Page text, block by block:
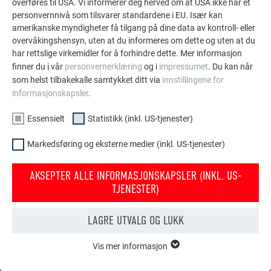
de holdbare PREFA aluminiumsløsningene for tak,
solcelleanlegg og fasader.
VIS FLERE REFERANSER
overføres til USA. Vi informerer deg herved om at USA ikke har et
personvernnivå som tilsvarer standardene i EU. Især kan
amerikanske myndigheter få tilgang på dine data av kontroll- eller
overvåkingshensyn, uten at du informeres om dette og uten at du
har rettslige virkemidler for å forhindre dette. Mer informasjon
finner du i vår personvernerklæring og i impressumet. Du kan når
som helst tilbakekalle samtykket ditt via innstillingene for
informasjonskapsler.
Essensielt Statistikk (inkl. US-tjenester)
Markedsføring og eksterne medier (inkl. US-tjenester)
AKSEPTER ALLE INFORMASJONSKAPSLER (INKL. US-
TJENESTER)
LAGRE UTVALG OG LUKK
Vis mer informasjon